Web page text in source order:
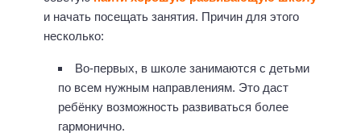
и начать посещать занятия. Причин для этого
несколько:
Во-первых, в школе занимаются с детьми
по всем нужным направлениям. Это даст
ребёнку возможность развиваться более
гармонично.